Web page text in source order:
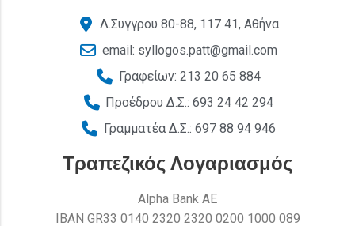
Λ.Συγγρου 80-88, 117 41, Αθήνα
email: syllogos.patt@gmail.com
Γραφείων: 213 20 65 884
Προέδρου Δ.Σ.: 693 24 42 294
Γραμματέα Δ.Σ.: 697 88 94 946
Τραπεζικός Λογαριασμός
Alpha Bank AE
ΙΒΑΝ GR33 0140 2320 2320 0200 1000 089